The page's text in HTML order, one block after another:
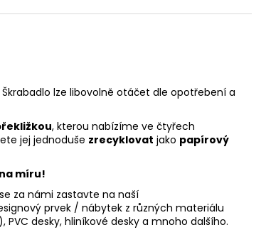
lze libovolně otáčet dle opotřebení a
, kterou nabízíme ve čtyřech
jej jednoduše zrecyklovat jako papírový
míru!
za námi zastavte na naší
prvek / nábytek z různých materiálu
desky, hliníkové desky a mnoho dalšího.